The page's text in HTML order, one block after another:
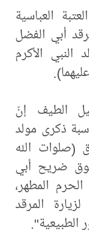
العباسية
أبي الفضل
النبي الأكرم
الطيف إنّ
ذكرى مولد
(صلوات الله
فوق ضريح أبي
المطهر،
المرقد
الطبيعية".